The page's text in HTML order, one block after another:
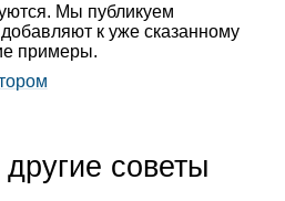
Мы публикуем
к уже сказанному
примеры.
советы